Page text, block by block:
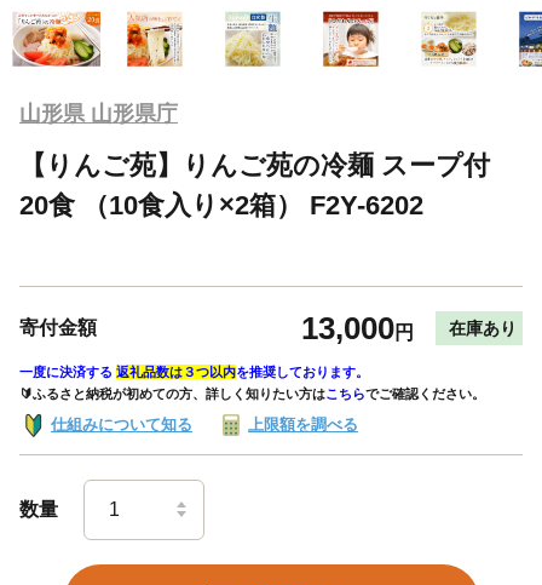
山形県 山形県庁
【りんご苑】りんご苑の冷麺 スープ付
20食 （10食入り×2箱） F2Y-6202
寄付金額 13,000円 在庫あり
一度に決済する 返礼品数は３つ以内を推奨しております。
🔰ふるさと納税が初めての方、詳しく知りたい方はこちらでご確認ください。
仕組みについて知る 上限額を調べる
数量